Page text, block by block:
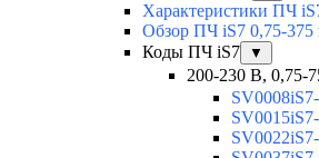
Характеристики ПЧ
Обзор ПЧ iS7 0,75-375
Коды ПЧ iS7
▼
200-230 В, 0,75-